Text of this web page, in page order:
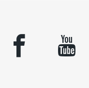
facebook youtube